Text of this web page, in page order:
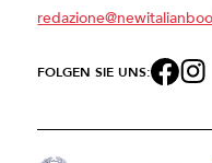
FOLGEN SIE UNS: